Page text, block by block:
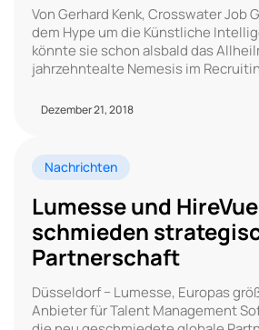
Von Gerhard Kenk, Crosswater Job
dem Hype um die Künstliche
könnte sie schon alsbald das
jahrzehntealte Nemesis im
Dezember 21, 2018
Nachrichten
Lumesse und HireVue
schmieden
Partnerschaft
Düsseldorf − Lumesse, Europas
Anbieter für Talent Management